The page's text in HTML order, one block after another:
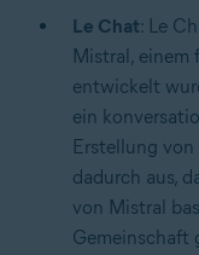
Le Chat: Le
Mistral, einem
entwickelt
ein
Erstellung von
dadurch aus,
von Mistral
Gemeinschaft